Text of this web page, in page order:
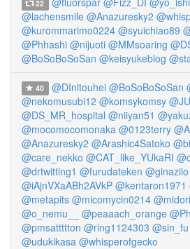
22
@lachensmile @Anazuresky2
@kurommarimo0224 @syuichiao89
@Phhashi @nijuoti @MMsoaring
@BoSoBoSoSan @keisyukeblog
40 @DInitouhei @BoSoBoSoSan
@nekomusubi12 @komsykomsy
@DS_MR_hospital @niiyan51
@mocomocomonaka @0123terry
@Anazuresky2 @Arashic4Satoko
@care_nekko @CAT_like_YUkaRI
@drtwitting1 @furudateken @ginaziio
@iAjnVXaABh2AVkP @kentaron1971
@metapits @micomycin0214
@o_nemu__
@peaaach_orange
@pmsattttton @ring1124303 @sin_fu
@udukikasa @whisperofgecko